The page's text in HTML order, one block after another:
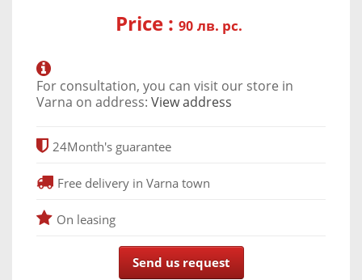
Price : 90 лв. pc.
For consultation, you can visit our store in
Varna on address: View address
24Month's guarantee
Free delivery in Varna town
On leasing
Send us request